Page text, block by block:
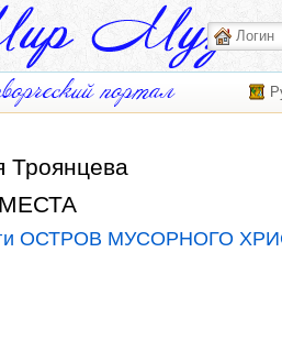
Троянцева
ОСТРОВ МУСОРНОГО